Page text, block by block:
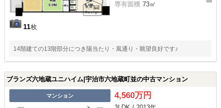
11枚
専有面積 73㎡
14階建ての13階部分につき陽当たり・風通り・眺望良好です♪
ブランズ六地蔵ユニハイム|宇治市六地蔵町並の中古マンション
マンション 4,560万円